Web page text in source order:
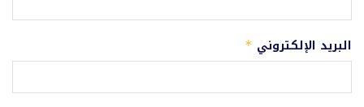
البريد الإلكتروني *